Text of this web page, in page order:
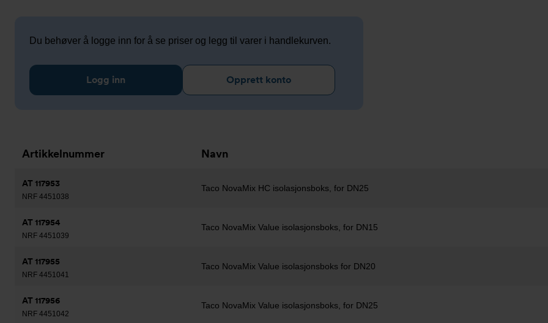
Du behøver å logge inn for å se priser og legg til varer i handlekurven.
Logg inn Opprett konto
Artikkelnummer Navn
AT 117953
NRF 4451038
Taco NovaMix HC isolasjonsboks, for DN25
AT 117954
NRF 4451039
Taco NovaMix Value isolasjonsboks, for DN15
AT 117955
NRF 4451041
Taco NovaMix Value isolasjonsboks for DN20
AT 117956
NRF 4451042
Taco NovaMix Value isolasjonsboks, for DN25